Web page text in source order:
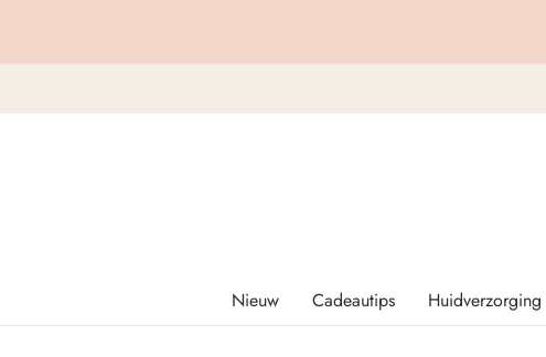
Nieuw Cadeautips Huidverzorging